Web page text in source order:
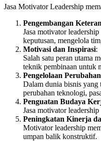
Jasa Motivator Leadership
Pengembangan
Jasa motivator
keputusan, mengelola
Motivasi dan Inspirasi:
Salah satu peran utama
teknik pembinaan untuk
Pengelolaan Perubahan
Dalam dunia bisnis yang
perubahan teknologi,
Penguatan Budaya
Jasa motivator
Peningkatan Kinerja
Motivator leadership
umpan balik konstruktif.